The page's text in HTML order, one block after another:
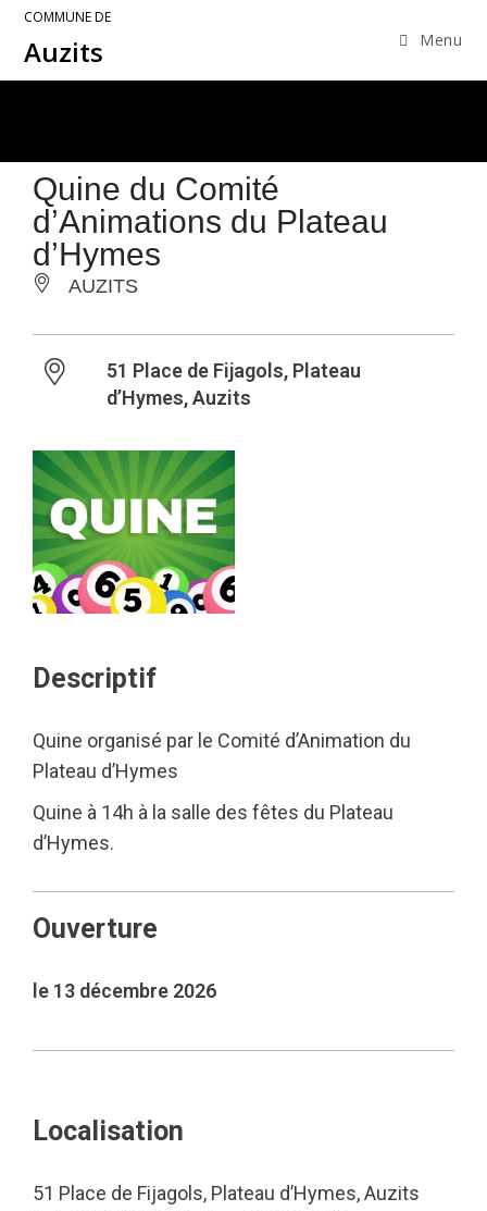
COMMUNE DE
Auzits Menu
Quine du Comité
d’Animations du Plateau
d’Hymes
AUZITS
51 Place de Fijagols, Plateau
d’Hymes, Auzits
Descriptif
Quine organisé par le Comité d’Animation du
Plateau d’Hymes
Quine à 14h à la salle des fêtes du Plateau
d’Hymes.
Ouverture
le 13 décembre 2026
Localisation
51 Place de Fijagols, Plateau d’Hymes, Auzits